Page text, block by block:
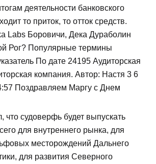
деятельности банковского
то приток, то отток средств.
Labs Боровичи, Дека Дураболин
Рог? Популярные термины
По дате 24195 Аудиторская
компания. Автор: Настя 3 6
Поздравляем Маргу с Днем
что судоверфь будет выпускать
для внутреннего рынка, для
месторождений Дальнего
для развития Северного